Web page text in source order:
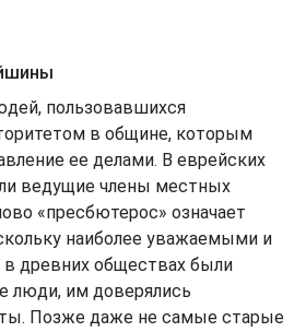
пользовавшихся
в общине, которым
ее делами. В еврейских
ведущие члены местных
«пресбютерос» означает
наиболее уважаемыми и
древних обществах были
люди, им доверялись
Позже даже не самые старые